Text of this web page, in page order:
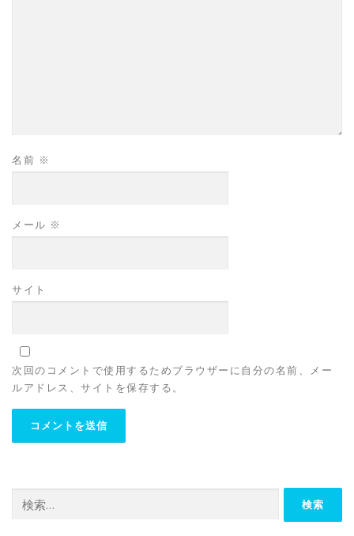
名前 ※
メール ※
サイト
次回のコメントで使用するためブラウザーに自分の名前、メー
ルアドレス、サイトを保存する。
索: